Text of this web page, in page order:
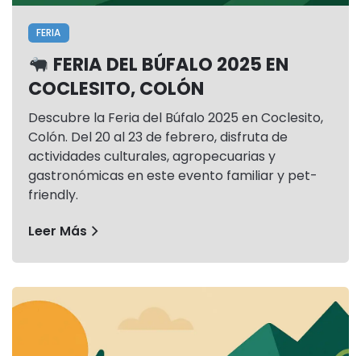
FERIA
FERIA DEL BÚFALO 2025 EN
COCLESITO, COLÓN
Descubre la Feria del Búfalo 2025 en Coclesito,
Colón. Del 20 al 23 de febrero, disfruta de
actividades culturales, agropecuarias y
gastronómicas en este evento familiar y pet-
friendly.
Leer Más